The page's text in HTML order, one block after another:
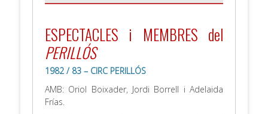
ESPECTACLES i MEMBRES del
PERILLÓS
1982 / 83 – CIRC PERILLÓS
AMB: Oriol Boixader, Jordi Borrell i Adelaida
Frías.